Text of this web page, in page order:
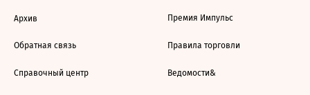
Архив
Обратная связь
Справочный центр
Премия Импульс
Правила торговли
Ведомости&